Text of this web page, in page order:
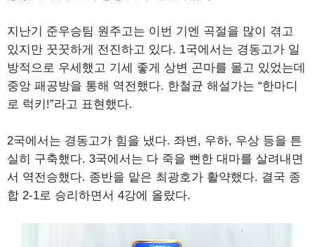
지난기 준우승팀 원주고는 이번 기엔 곡절을 많이 겪고
있지만 꿋꿋하게 전진하고 있다. 1국에서는 경동고가 일
방적으로 우세했고 기세 좋게 상변 곤마를 몰고 있었는데
중앙 패공방을 통해 역전했다. 한철균 해설가는 “한마디
로 럭키!”라고 표현했다.
2국에서는 경동고가 힘을 냈다. 좌변, 우하, 우상 등을 튼
실히 구축했다. 3국에서는 다 죽을 뻔한 대마를 살려내면
서 역전승했다. 종반을 맡은 최광호가 활약했다. 결국 종
합 2-1로 승리하면서 4강에 올랐다.